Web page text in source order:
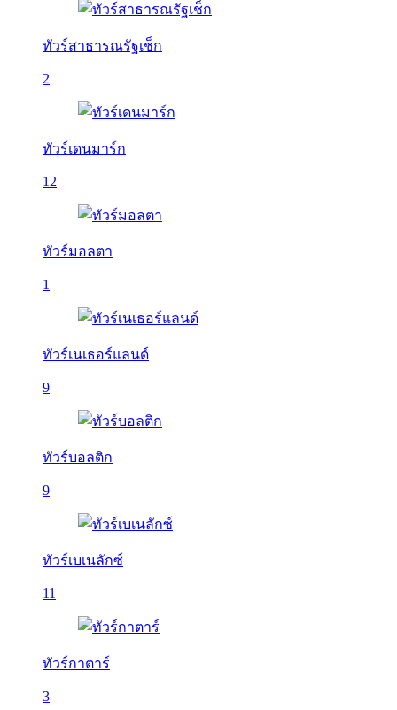
ทัวร์สาธารณรัฐเช็ก
2
ทัวร์เดนมาร์ก
12
ทัวร์มอลตา
1
ทัวร์เนเธอร์แลนด์
9
ทัวร์บอลติก
9
ทัวร์เบเนลักซ์
11
ทัวร์กาตาร์
3